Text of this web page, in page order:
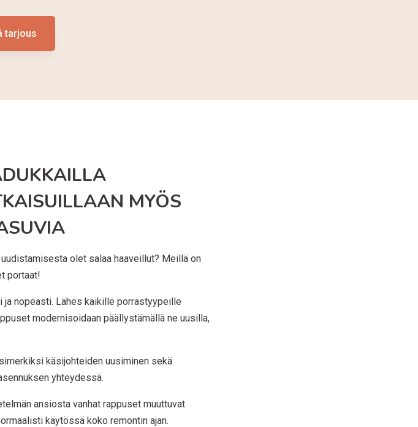
tarjous
MYÖS
olet salaa haaveillut? Meillä on
portaat!
nopeasti. Lähes kaikille porrastyypeille
modernisoidaan päällystämällä ne uusilla,
käsijohteiden uusiminen sekä
yhteydessä.
ansiosta vanhat rappuset muuttuvat
käytössä koko remontin ajan.